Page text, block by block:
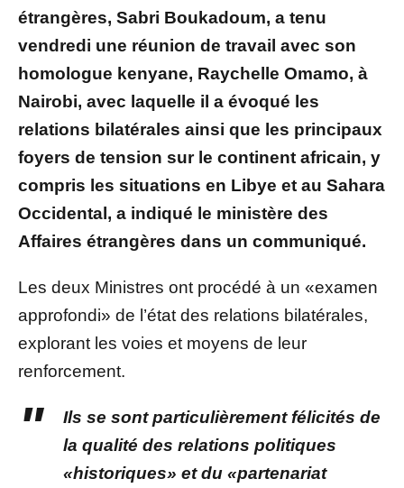
étrangères, Sabri Boukadoum, a tenu
vendredi une réunion de travail avec son
homologue kenyane, Raychelle Omamo, à
Nairobi, avec laquelle il a évoqué les
relations bilatérales ainsi que les principaux
foyers de tension sur le continent africain, y
compris les situations en Libye et au Sahara
Occidental, a indiqué le ministère des
Affaires étrangères dans un communiqué.
Les deux Ministres ont procédé à un «examen
approfondi» de l’état des relations bilatérales,
explorant les voies et moyens de leur
renforcement.
Ils se sont particulièrement félicités de
la qualité des relations politiques
«historiques» et du «partenariat